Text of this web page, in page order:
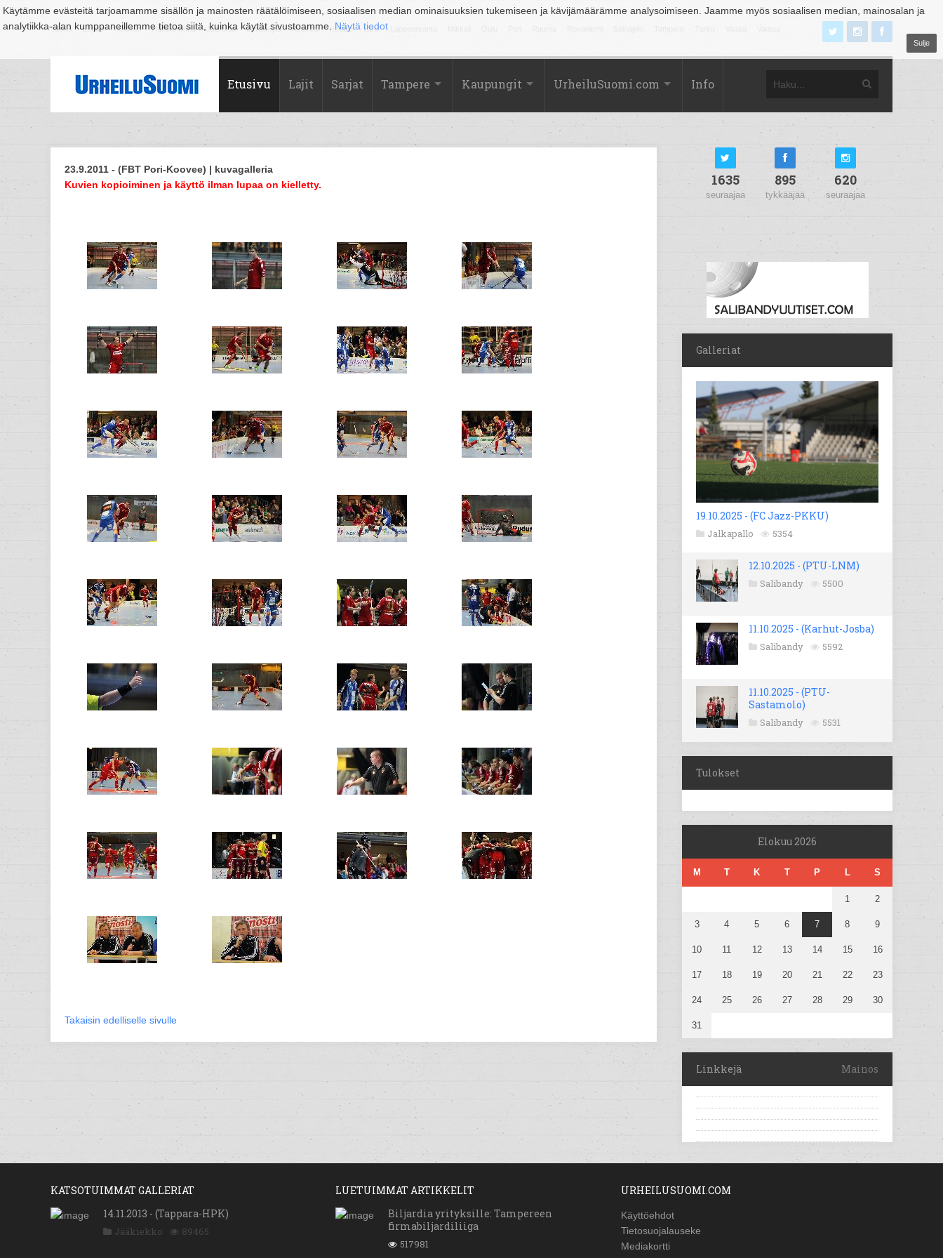
Käytämme evästeitä tarjoamamme sisällön ja mainosten räätälöimiseen, sosiaalisen median ominaisuuksien tukemiseen ja kävijämäärämme analysoimiseen. Jaamme myös sosiaalisen median, mainosalan ja
analytiikka-alan kumppaneillemme tietoa siitä, kuinka käytät sivustoamme. Näytä tiedot
Sulje
Suomi Espoo Helsinki Hämeenlinna Joensuu Jyväskylä Kouvola Kuopio Lahti
Etusivu Lajit Sarjat Tampere Kaupungit UrheiluSuomi.com Info
23.9.2011 - (FBT Pori-Koovee) | kuvagalleria
Kuvien kopioiminen ja käyttö ilman lupaa on kielletty.
Takaisin edelliselle sivulle
1635
seuraajaa
895
tykkääjää
620
seuraajaa
Galleriat
19.10.2025 - (FC Jazz-PKKU)
Jalkapallo 5354
12.10.2025 - (PTU-LNM)
Salibandy 5500
11.10.2025 - (Karhut-Josba)
Salibandy 5592
11.10.2025 - (PTU-
Sastamolo)
Salibandy 5531
Tulokset
Elokuu 2026
M T K T P L S
1 2
3 4 5 6 7 8 9
10 11 12 13 14 15 16
17 18 19 20 21 22 23
24 25 26 27 28 29 30
31
Linkkejä Mainos
KATSOTUIMMAT GALLERIAT
14.11.2013 - (Tappara-HPK)
Jääkiekko 89465
LUETUIMMAT ARTIKKELIT
Biljardia yrityksille: Tampereen
firmabiljardiliiga
517981
URHEILUSUOMI.COM
Käyttöehdot
Tietosuojalauseke
Mediakortti